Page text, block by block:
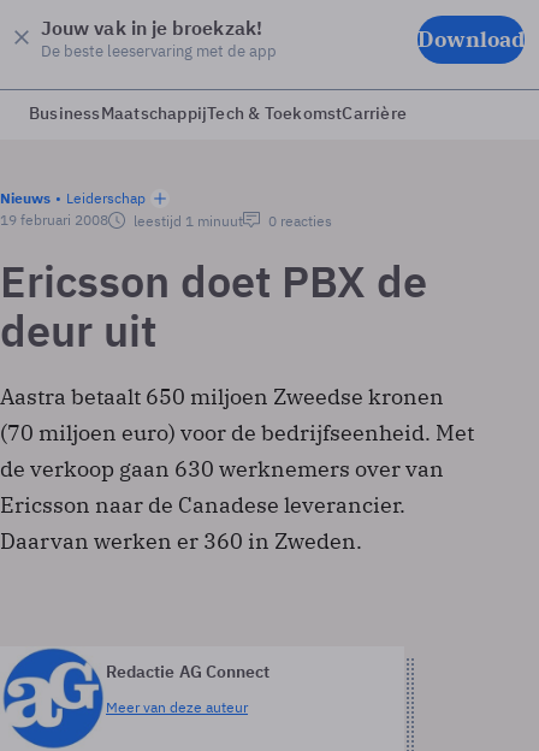
Jouw vak in je broekzak!
De beste leeservaring met de app Download
BusinessMaatschappijTech & ToekomstCarrière
Nieuws
Leiderschap
19 februari 2008
leestijd 1 minuut 0 reacties
Ericsson doet PBX de
deur uit
Aastra betaalt 650 miljoen Zweedse kronen
(70 miljoen euro) voor de bedrijfseenheid. Met
de verkoop gaan 630 werknemers over van
Ericsson naar de Canadese leverancier.
Daarvan werken er 360 in Zweden.
Redactie AG Connect
Meer van deze auteur